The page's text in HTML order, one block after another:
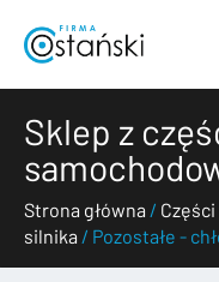
treści
Sklep z
Strona główna /
silnika / Pozostałe -